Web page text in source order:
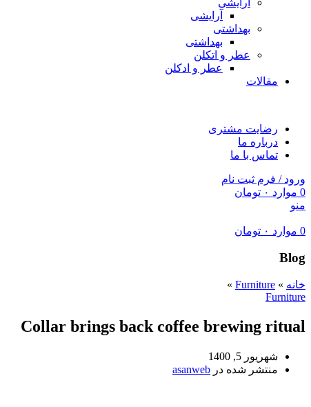
آرایشی
آرایشی
بهداشتی
بهداشتی
عطر و اتکلن
عطر و ادکلن
مقالات
رضایت مشتری
درباره ما
تماس با ما
ورود / فرم ثبت نام
0 موارد ۰ تومان
منو
0 موارد ۰ تومان
Blog
خانه »
Furniture
»
Furniture
Collar brings back coffee brewing ritual
شهریور 5, 1400
منتشر شده در asanweb